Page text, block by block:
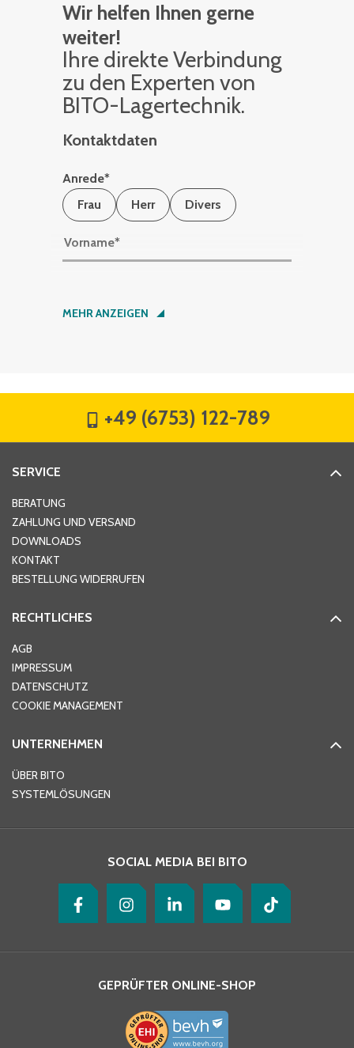
Wir helfen Ihnen gerne
weiter!
Ihre di­rek­te Ver­bin­dung
zu den Ex­per­ten von
BITO-La­ger­tech­nik.
Kontaktdaten
Anrede*
Frau
Herr Divers
Vorname*
Nachname*
Hausnummer
Ort*
Telefon
MEHR ANZEIGEN
+49 (6753) 122-789
SERVICE
BERATUNG
ZAHLUNG UND VERSAND
DOWNLOADS
KONTAKT
BESTELLUNG WIDERRUFEN
RECHTLICHES
AGB
IMPRESSUM
DATENSCHUTZ
COOKIE MANAGEMENT
UNTERNEHMEN
ÜBER BITO
SYSTEMLÖSUNGEN
SOCIAL MEDIA BEI BITO
GEPRÜFTER ONLINE-SHOP